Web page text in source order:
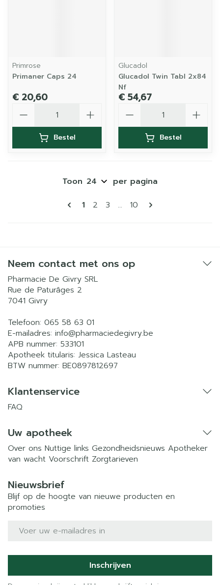
Primrose
Primaner Caps 24
€ 20,60
Bestel
Glucadol
Glucadol Twin Tabl 2x84
Nf
€ 54,67
Bestel
Pagina's
U lees momenteel pagina
1 Pagina
2 Pagina
3 ... Pagina
10
Toon per pagina
Neem contact met ons op
Pharmacie De Givry SRL
Rue de Paturâges 2
7041 Givry
Telefoon: 065 58 63 01
E-mailadres: info@pharmaciedegivry.be
APB nummer: 533101
Apotheek titularis: Jessica Lasteau
BTW nummer: BE0897812697
Klantenservice
FAQ
Uw apotheek
Over ons Nuttige links Gezondheidsnieuws Apotheker
van wacht Voorschrift Zorgtarieven
Nieuwsbrief
Blijf op de hoogte van nieuwe producten en
promoties
E-mail adres
Inschrijven